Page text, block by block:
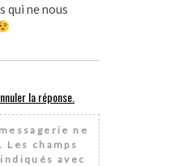
qui ne nous
la réponse.
ne
Les champs
avec